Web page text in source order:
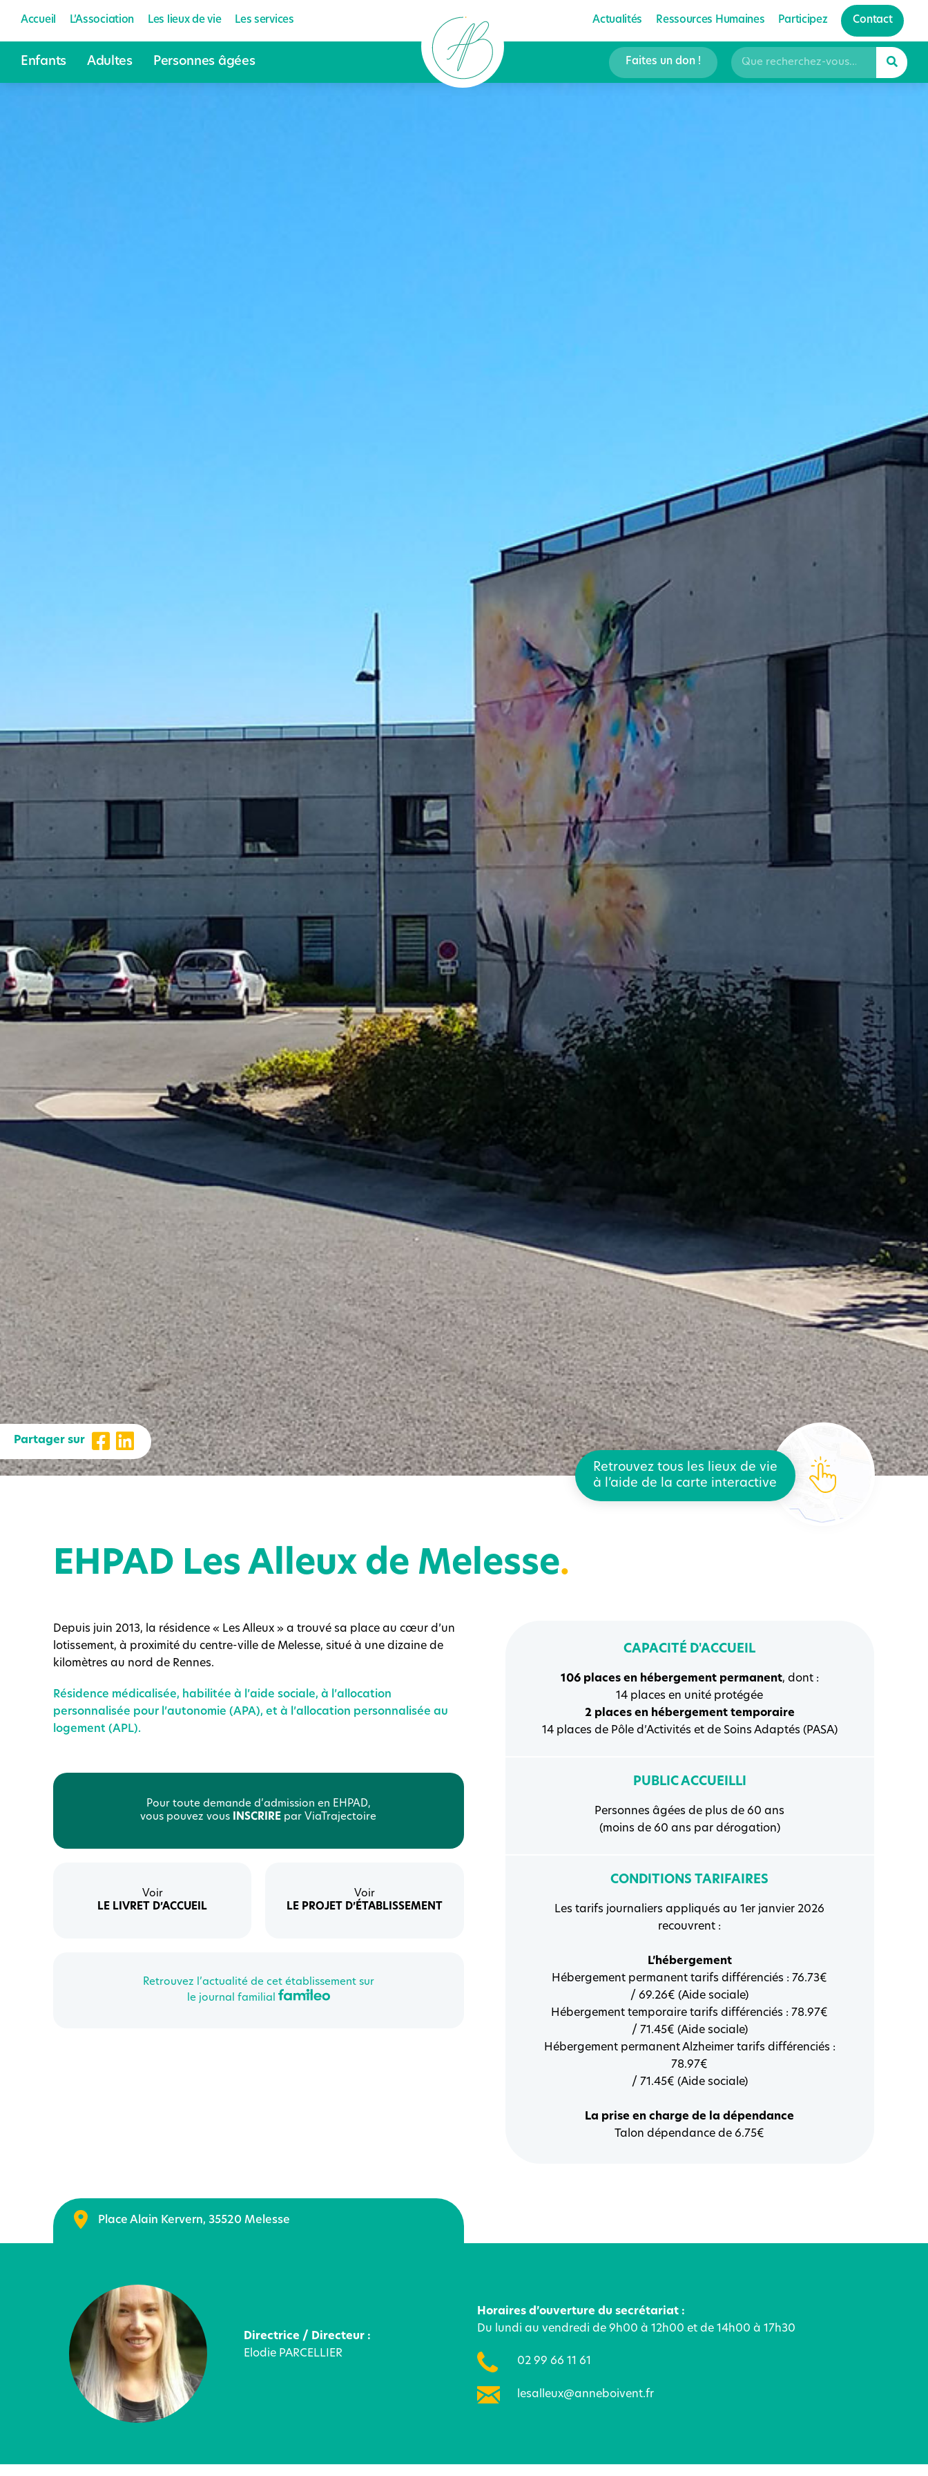
Accueil L’Association Les lieux de vie Les services Actualités Ressources Humaines Participez Contact
Enfants Adultes Personnes âgées Faites un don !
Retrouvez tous les lieux de vie
à l’aide de la carte interactive
Partager sur
EHPAD Les Alleux de Melesse.
Depuis juin 2013, la résidence « Les Alleux » a trouvé sa place au cœur d’un
lotissement, à proximité du centre-ville de Melesse, situé à une dizaine de
kilomètres au nord de Rennes.
Résidence médicalisée, habilitée à l’aide sociale, à l’allocation
personnalisée pour l’autonomie (APA), et à l’allocation personnalisée au
logement (APL).
Pour toute demande d’admission en EHPAD,
vous pouvez vous INSCRIRE par ViaTrajectoire
Voir
LE LIVRET D’ACCUEIL
Voir
LE PROJET D’ÉTABLISSEMENT
Retrouvez l’actualité de cet établissement sur
le journal familial
CAPACITÉ D'ACCUEIL
106 places en hébergement permanent, dont :
14 places en unité protégée
2 places en hébergement temporaire
14 places de Pôle d’Activités et de Soins Adaptés (PASA)
PUBLIC ACCUEILLI
Personnes âgées de plus de 60 ans
(moins de 60 ans par dérogation)
CONDITIONS TARIFAIRES
Les tarifs journaliers appliqués au 1er janvier 2026
recouvrent :
L’hébergement
Hébergement permanent tarifs différenciés : 76.73€
/ 69.26€ (Aide sociale)
Hébergement temporaire tarifs différenciés : 78.97€
/ 71.45€ (Aide sociale)
Hébergement permanent Alzheimer tarifs différenciés :
78.97€
/ 71.45€ (Aide sociale)
La prise en charge de la dépendance
Talon dépendance de 6.75€
Place Alain Kervern, 35520 Melesse
Directrice / Directeur :
Elodie PARCELLIER
Horaires d’ouverture du secrétariat :
Du lundi au vendredi de 9h00 à 12h00 et de 14h00 à 17h30
02 99 66 11 61
lesalleux@anneboivent.fr